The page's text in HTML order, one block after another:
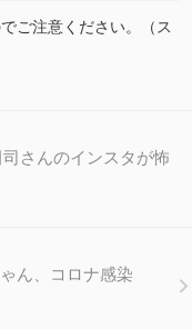
ご注意ください。（ス
さんのインスタが怖
ん、コロナ感染